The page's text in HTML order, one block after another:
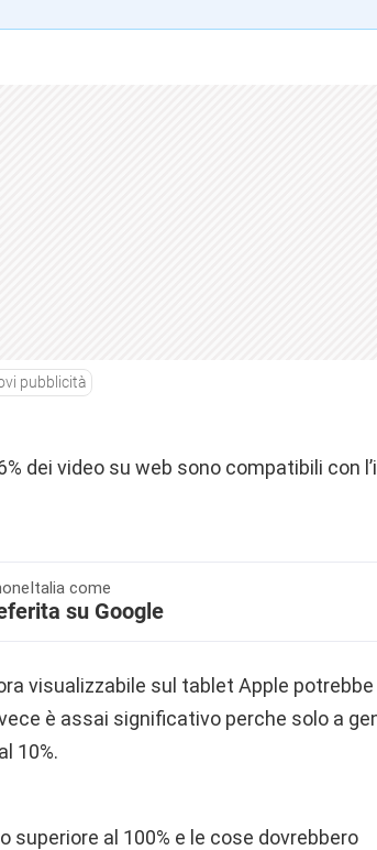
pubblicità
dei video su web sono compatibili con
come
su Google
visualizzabile sul tablet Apple potrebbe
è assai significativo perche solo a
10%.
superiore al 100% e le cose dovrebbero